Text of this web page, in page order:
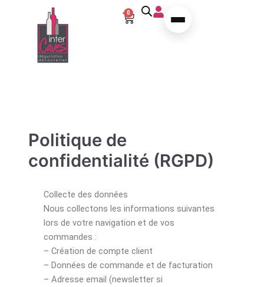
Aller au contenu
0Panier
Politique de
confidentialité (RGPD)
Collecte des données
Nous collectons les informations suivantes
lors de votre navigation et de vos
commandes :
– Création de compte client
– Données de commande et de facturation
– Adresse email (newsletter si